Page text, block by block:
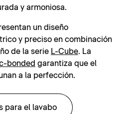
y armoniosa.
un diseño
y preciso en combinación
de la serie L-Cube. La
bonded garantiza que el
a la perfección.
para el lavabo